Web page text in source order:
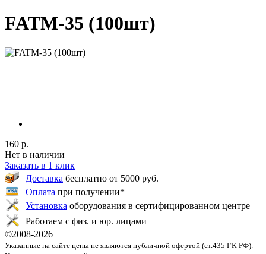
FATM-35 (100шт)
160 р.
Нет в наличии
Заказать в 1 клик
Доставка бесплатно от 5000 руб.
Оплата при получении*
Установка оборудования в сертифицированном центре
Работаем с физ. и юр. лицами
©2008-2026
Указанные на сайте цены не являются публичной офертой (ст.435 ГК РФ).